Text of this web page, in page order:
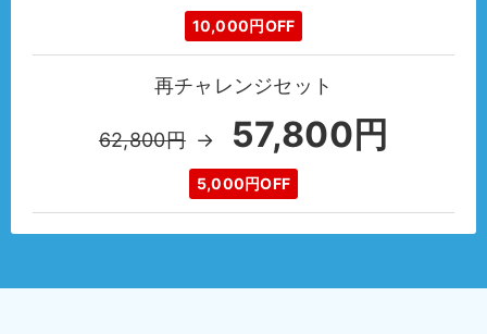
10,000円OFF
再チャレンジセット
62,800円 → 57,800円
5,000円OFF